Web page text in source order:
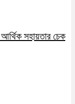
সহায়তার চেক